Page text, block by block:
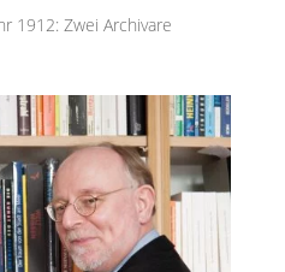
1912: Zwei Archivare